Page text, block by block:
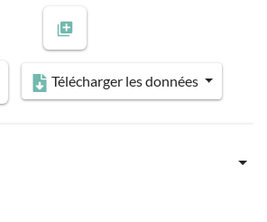
Télécharger les données